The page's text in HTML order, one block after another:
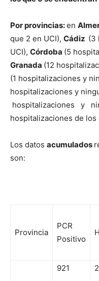
Por provincias:en
que 2 en UCI), Cádiz (3
UCI), Córdoba (5
Granada (12
(1 hospitalizaciones y
hospitalizaciones y
hospitalizaciones y
hospitalizaciones de los
Los datos acumulados
son:
Provincia
PCR
Positivo
921